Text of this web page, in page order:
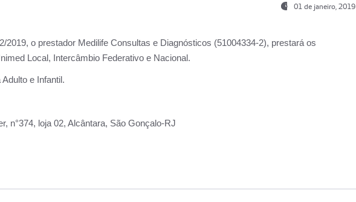
01 de janeiro, 2019
2019, o prestador Medilife Consultas e Diagnósticos (51004334-2), prestará os
Local, Intercâmbio Federativo e Nacional.
e Infantil.
n°374, loja 02, Alcântara, São Gonçalo-RJ